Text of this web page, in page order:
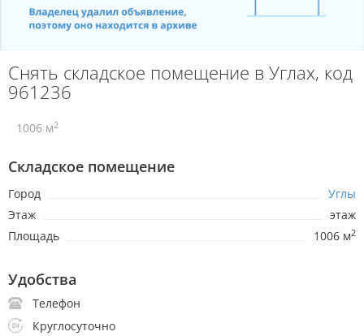
Снять складское помещение в Углах, код
961236
1006 м2
Складское помещение
Город
Углы
Этаж
этаж
Площадь
1006 м2
Удобства
Телефон
Круглосуточно